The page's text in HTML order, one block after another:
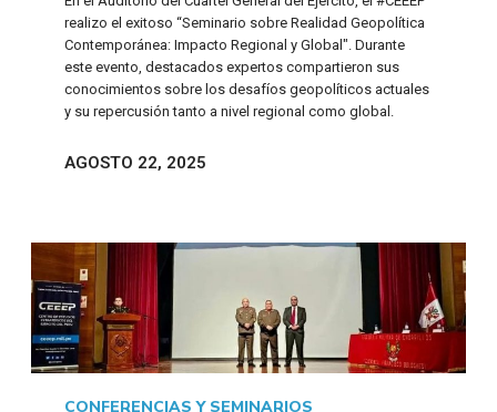
realizo el exitoso “Seminario sobre Realidad Geopolítica
Contemporánea: Impacto Regional y Global". Durante
este evento, destacados expertos compartieron sus
conocimientos sobre los desafíos geopolíticos actuales
y su repercusión tanto a nivel regional como global.
AGOSTO 22, 2025
CONFERENCIAS Y SEMINARIOS